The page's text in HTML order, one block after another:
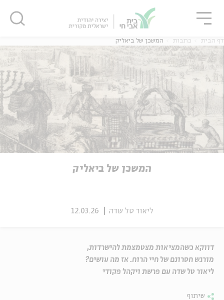
אנגלית נוער
אנגלית
דף הבית כתבות המשכן של ביאליק
המשכן של ביאליק
ליאור טל שדה 12.03.26
דווקא כשהמציאות מצטמצמת להישרדות,
מורגש חסרונם של חיי הרוח. אז מה עושים?
ליאור טל שדה עם פרשת ויקהל פקודי
שיתוף
סגור